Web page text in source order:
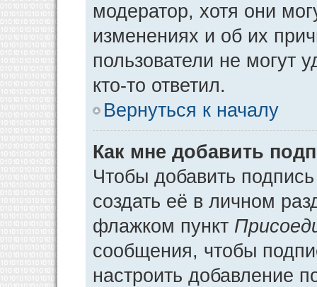
модератор, хотя они
изменениях и об их
пользователи не могут
кто-то ответил.
Вернуться к началу
Как мне добавить
Чтобы добавить
создать её в личном
флажком пункт
сообщения, чтобы
настроить добавление